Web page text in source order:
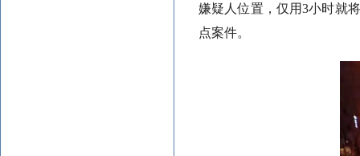
嫌疑人位置，仅用3小时就
点案件。